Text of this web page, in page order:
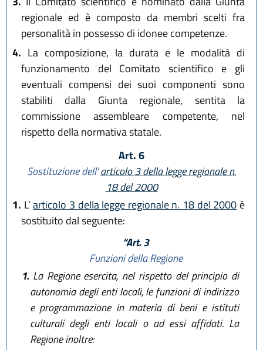
regionale ed è composto da membri scelti fra
personalità in possesso di idonee competenze.
4. La composizione, la durata e le modalità di
funzionamento del Comitato scientifico e gli
eventuali compensi dei suoi componenti sono
stabiliti dalla Giunta regionale, sentita la
commissione assembleare competente, nel
rispetto della normativa statale.
Art. 6
Sostituzione dell’articolo 3 della legge regionale n.
18 del 2000
1. L’articolo 3 della legge regionale n. 18 del 2000 è
sostituito dal seguente:
“Art. 3
Funzioni della Regione
1.La Regione esercita, nel rispetto del principio di
autonomia degli enti locali, le funzioni di indirizzo
e programmazione in materia di beni e istituti
culturali degli enti locali o ad essi affidati. La
Regione inoltre: